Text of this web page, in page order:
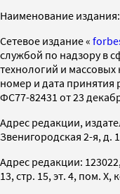
Наименование издания:
Cетевое издание «
службой по надзору в
технологий и
номер и дата
ФС77-82431 от 23
Адрес редакции,
Звенигородская 2-я, д.
Адрес редакции:
13, стр. 15, эт. 4, пом. X,